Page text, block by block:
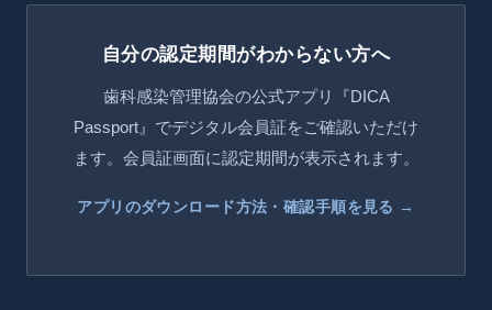
自分の認定期間がわからない方へ
歯科感染管理協会の公式アプリ『DICA
Passport』でデジタル会員証をご確認いただけ
ます。会員証画面に認定期間が表示されます。
アプリのダウンロード方法・確認手順を見る →